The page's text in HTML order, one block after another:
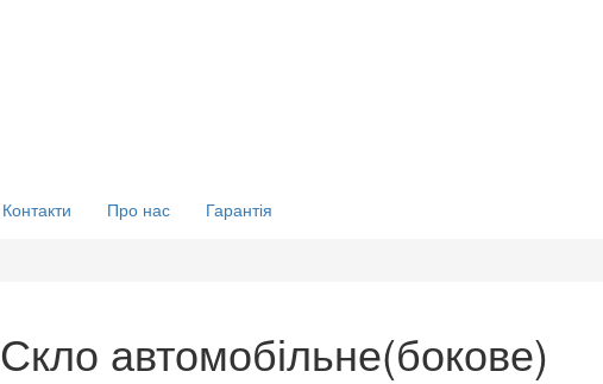
Контакти Про нас Гарантія
Скло автомобільне(бокове)